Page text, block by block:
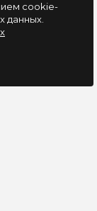
cookie-
данных.